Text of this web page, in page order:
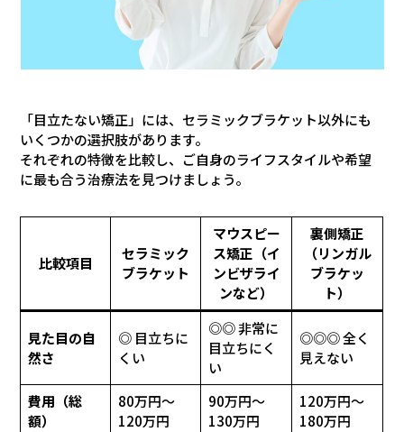
「目立たない矯正」には、セラミックブラケット以外にも
いくつかの選択肢があります。
それぞれの特徴を比較し、ご自身のライフスタイルや希望
に最も合う治療法を見つけましょう。
比較項目
セラミック
ブラケット
マウスピー
ス矯正（イ
ンビザライ
ンなど）
裏側矯正
（リンガル
ブラケッ
ト）
見た目の自
然さ
◎ 目立ちに
くい
◎◎ 非常に
目立ちにく
い
◎◎◎ 全く
見えない
費用（総
額）
80万円～
120万円
90万円～
130万円
120万円～
180万円